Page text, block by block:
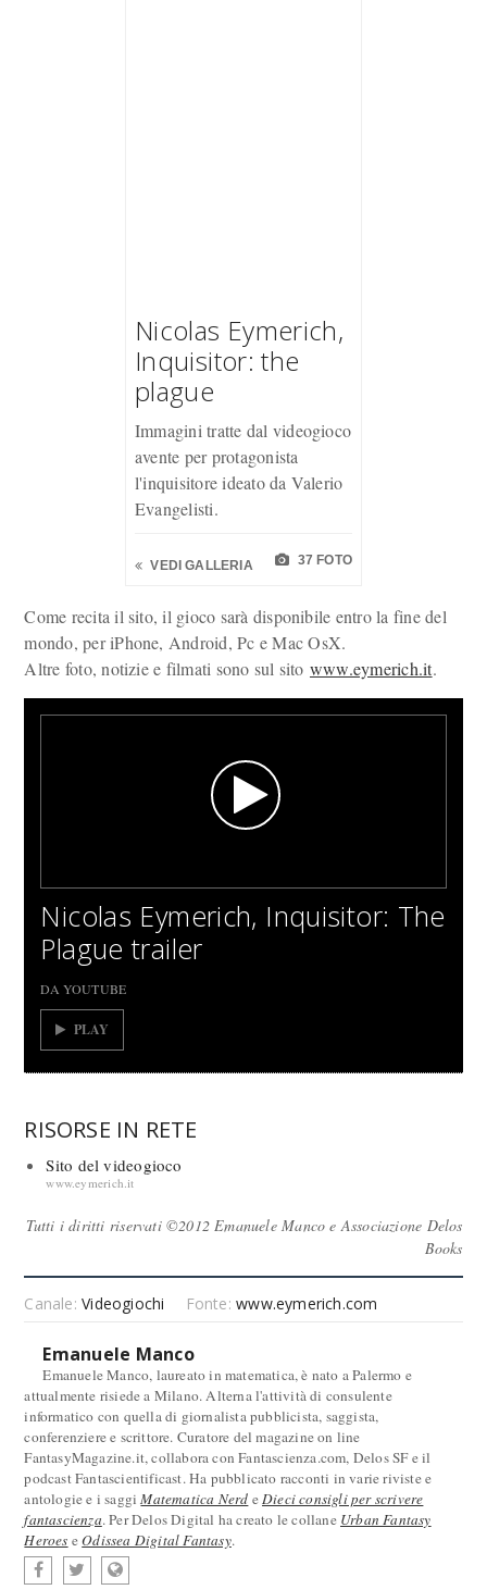
Nicolas Eymerich,
Inquisitor: the
plague
Immagini tratte dal videogioco
avente per protagonista
l'inquisitore ideato da Valerio
Evangelisti.
VEDI GALLERIA 37 FOTO
Come recita il sito, il gioco sarà disponibile entro la fine del
mondo, per iPhone, Android, Pc e Mac OsX.
Altre foto, notizie e filmati sono sul sito www.eymerich.it.
Nicolas Eymerich, Inquisitor: The
Plague trailer
DA YOUTUBE
PLAY
RISORSE IN RETE
Sito del videogioco
www.eymerich.it
Tutti i diritti riservati ©2012 Emanuele Manco e Associazione Delos
Books
Canale:Videogiochi Fonte:www.eymerich.com
Emanuele Manco
Emanuele Manco, laureato in matematica, è nato a Palermo e
attualmente risiede a Milano. Alterna l'attività di consulente
informatico con quella di giornalista pubblicista, saggista,
conferenziere e scrittore. Curatore del magazine on line
FantasyMagazine.it, collabora con Fantascienza.com, Delos SF e il
podcast Fantascientificast. Ha pubblicato racconti in varie riviste e
antologie e i saggiMatematica Nerd eDieci consigli per scrivere
fantascienza. Per Delos Digital ha creato le collane Urban Fantasy
Heroes eOdissea Digital Fantasy.